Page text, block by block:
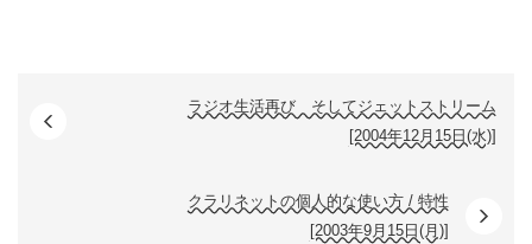
ラジオ生活再び そしてジェットストリーム
[2004年12月15日(水)]
クラリネットの個人的な使い方 / 特性
[2003年9月15日(月)]